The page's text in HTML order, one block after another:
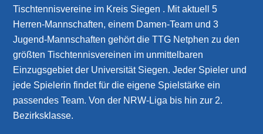
Tischtennisvereine im Kreis Siegen . Mit aktuell 5
Herren-Mannschaften, einem Damen-Team und 3
Jugend-Mannschaften gehört die TTG Netphen zu den
größten Tischtennisvereinen im unmittelbaren
Einzugsgebiet der Universität Siegen. Jeder Spieler und
jede Spielerin findet für die eigene Spielstärke ein
passendes Team. Von der NRW-Liga bis hin zur 2.
Bezirksklasse.